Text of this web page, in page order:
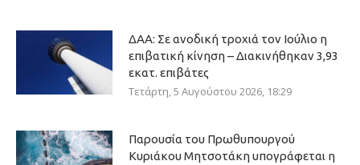
ΔΑΑ: Σε ανοδική τροχιά τον Ιούλιο η
επιβατική κίνηση – Διακινήθηκαν 3,93
εκατ. επιβάτες
Τετάρτη, 5 Αυγούστου 2026, 18:29
Παρουσία του Πρωθυπουργού
Κυριάκου Μητσοτάκη υπογράφεται η